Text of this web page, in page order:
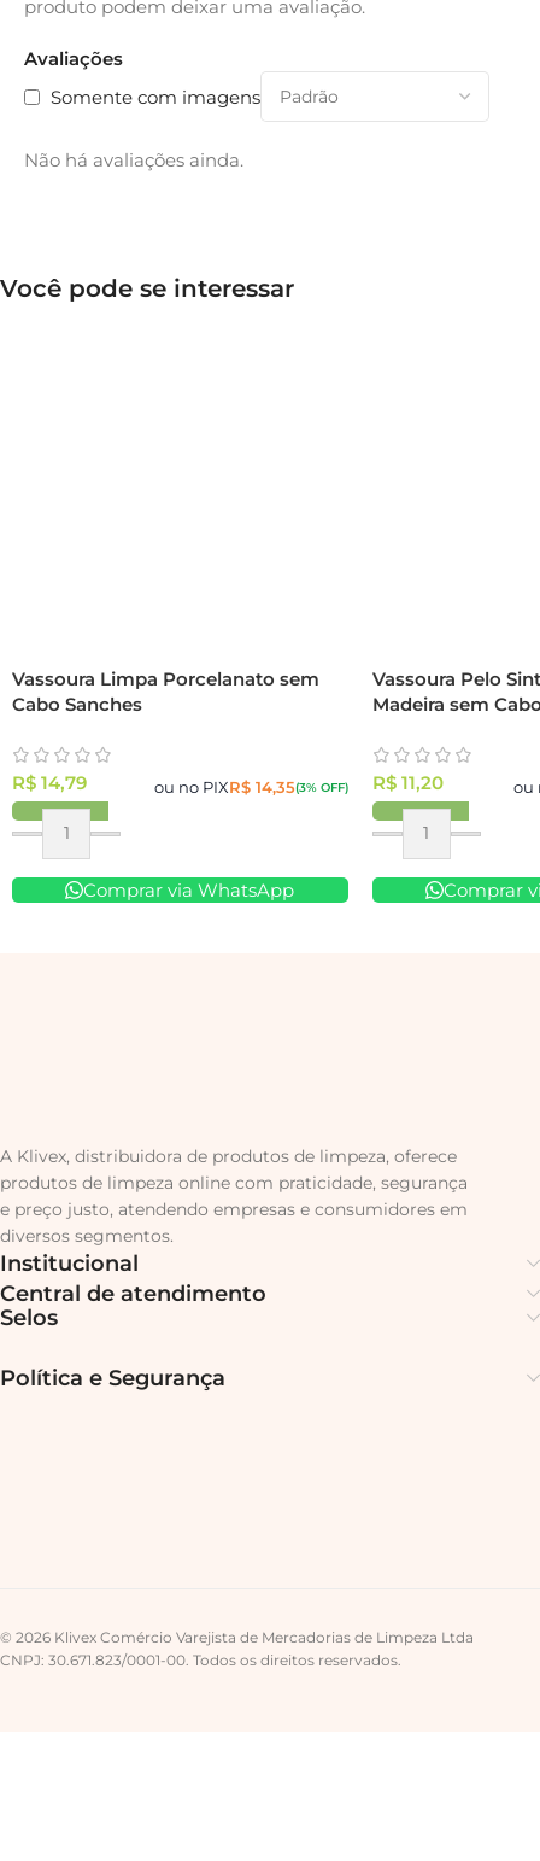
Avaliações
Somente com imagens
Não há avaliações ainda.
produto podem deixar uma avaliação.
Você pode se interessar
Vassoura Limpa Porcelanato sem
Cabo Sanches
R$ 14,79 ou no PIXR$14,35(3% OFF)
Comprar via WhatsApp
Vassoura Pelo
Madeira sem
R$11,20 ou
Comprar
A Klivex, distribuidora de produtos de limpeza, oferece
produtos de limpeza online com praticidade, segurança
e preço justo, atendendo empresas e consumidores em
diversos segmentos.
Institucional
Central de atendimento
Selos
Política e Segurança
© 2026 Klivex Comércio Varejista de Mercadorias de Limpeza Ltda
CNPJ: 30.671.823/0001-00. Todos os direitos reservados.